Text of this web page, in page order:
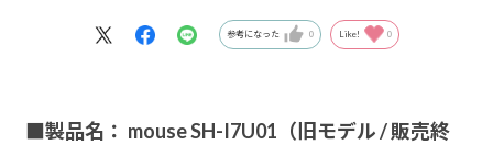
参考になった 0 Like! 0
■製品名： mouse SH-I7U01（旧モデル / 販売終